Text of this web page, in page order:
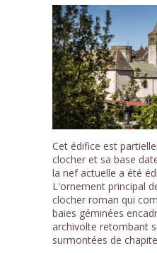
Cet édifice est
clocher et sa base
la nef actuelle a été
L'ornement principal
clocher roman qui
baies géminées
archivolte retombant
surmontées de